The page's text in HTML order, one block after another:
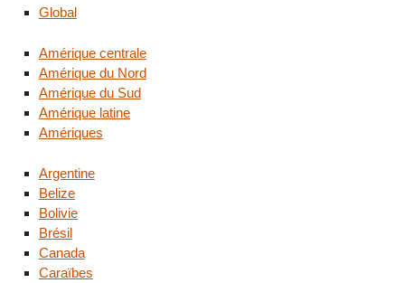
Global
Amérique centrale
Amérique du Nord
Amérique du Sud
Amérique latine
Amériques
Argentine
Belize
Bolivie
Brésil
Canada
Caraïbes